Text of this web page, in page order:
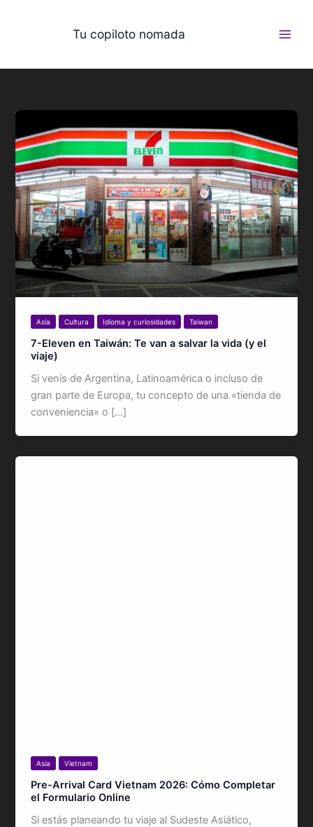
Tu copiloto nomada
Asia Cultura Idioma y curiosidades Taiwan
7-Eleven en Taiwán: Te van a salvar la vida (y el
viaje)
Si venís de Argentina, Latinoamérica o incluso de
gran parte de Europa, tu concepto de una «tienda de
conveniencia» o […]
Asia Vietnam
Pre-Arrival Card Vietnam 2026: Cómo Completar
el Formulario Online
Si estás planeando tu viaje al Sudeste Asiático,